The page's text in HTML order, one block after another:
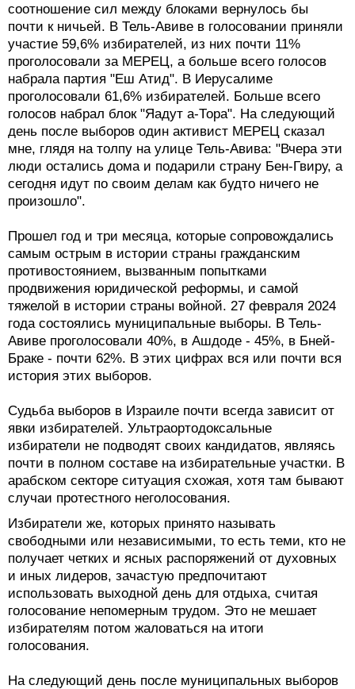
соотношение сил между блоками вернулось бы
почти к ничьей. В Тель-Авиве в голосовании приняли
участие 59,6% избирателей, из них почти 11%
проголосовали за МЕРЕЦ, а больше всего голосов
набрала партия "Еш Атид". В Иерусалиме
проголосовали 61,6% избирателей. Больше всего
голосов набрал блок "Яадут а-Тора". На следующий
день после выборов один активист МЕРЕЦ сказал
мне, глядя на толпу на улице Тель-Авива: "Вчера эти
люди остались дома и подарили страну Бен-Гвиру, а
сегодня идут по своим делам как будто ничего не
произошло".
Прошел год и три месяца, которые сопровождались
самым острым в истории страны гражданским
противостоянием, вызванным попытками
продвижения юридической реформы, и самой
тяжелой в истории страны войной. 27 февраля 2024
года состоялись муниципальные выборы. В Тель-
Авиве проголосовали 40%, в Ашдоде - 45%, в Бней-
Браке - почти 62%. В этих цифрах вся или почти вся
история этих выборов.
Судьба выборов в Израиле почти всегда зависит от
явки избирателей. Ультраортодоксальные
избиратели не подводят своих кандидатов, являясь
почти в полном составе на избирательные участки. В
арабском секторе ситуация схожая, хотя там бывают
случаи протестного неголосования.
Избиратели же, которых принято называть
свободными или независимыми, то есть теми, кто не
получает четких и ясных распоряжений от духовных
и иных лидеров, зачастую предпочитают
использовать выходной день для отдыха, считая
голосование непомерным трудом. Это не мешает
избирателям потом жаловаться на итоги
голосования.
На следующий день после муниципальных выборов